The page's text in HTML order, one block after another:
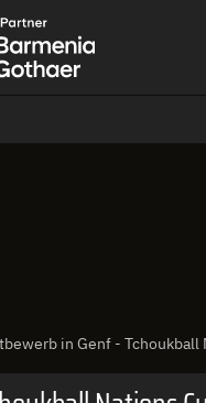
in Genf - Tchoukball